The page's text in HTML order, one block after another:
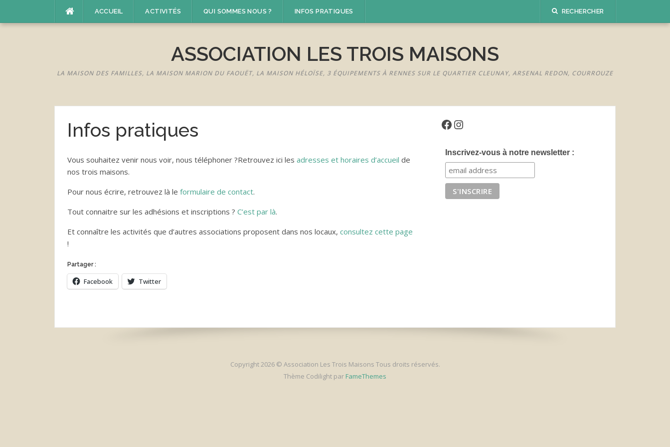
ACCUEIL ACTIVITÉS QUI SOMMES NOUS ? INFOS PRATIQUES RECHERCHER
ASSOCIATION LES TROIS MAISONS
LA MAISON DES FAMILLES, LA MAISON MARION DU FAOUËT, LA MAISON HÉLOÏSE, 3 ÉQUIPEMENTS À RENNES SUR LE QUARTIER CLEUNAY, ARSENAL REDON, COURROUZE
Infos pratiques
Vous souhaitez venir nous voir, nous téléphoner ?Retrouvez ici les adresses et horaires d’accueil de
nos trois maisons.
Pour nous écrire, retrouvez là le formulaire de contact.
Tout connaitre sur les adhésions et inscriptions ? C’est par là.
Et connaître les activités que d’autres associations proposent dans nos locaux, consultez cette page
!
Partager :
Facebook Twitter
Facebook
Instagram
Inscrivez-vous à notre newsletter :
Copyright 2026 © Association Les Trois Maisons Tous droits réservés.
Thème Codilight par FameThemes